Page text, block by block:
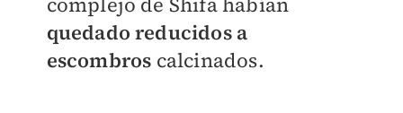
quedado reducidos a
escombros calcinados.